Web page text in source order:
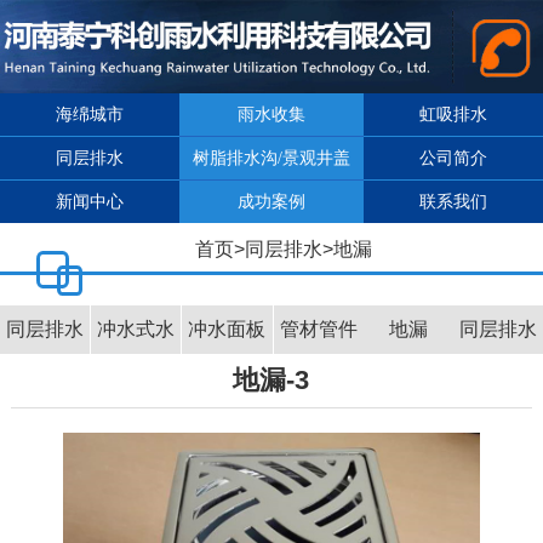
海绵城市 雨水收集 虹吸排水
同层排水 树脂排水沟/景观井盖 公司简介
新闻中心 成功案例 联系我们
首页>同层排水>地漏
同层排水 冲水式水 冲水面板 管材管件 地漏 同层排水
地漏-3